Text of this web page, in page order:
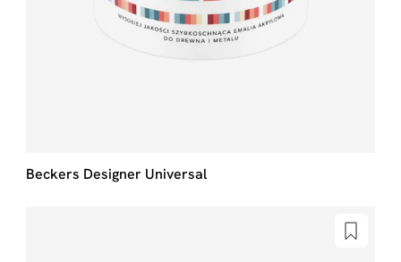
Beckers Designer Universal